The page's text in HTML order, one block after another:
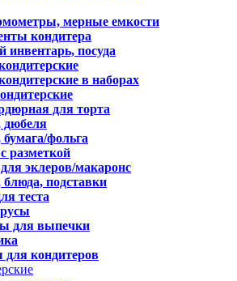
мерные емкости
кондитера
инвентарь, посуда
в наборах
для торта
дюбеля
фольга
разметкой
эклеров/макаронс
подставки
теста
для выпечки
кондитеров